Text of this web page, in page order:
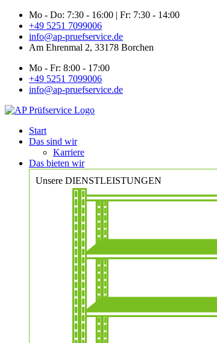
Zum
Inhalt
springen
Mo - Do: 7:30 - 16:00 | Fr: 7:30 - 14:00
+49 5251 7099006
info@ap-pruefservice.de
Am Ehrenmal 2, 33178 Borchen
Mo - Fr: 8:00 - 17:00
+49 5251 7099006
info@ap-pruefservice.de
Start
Das sind wir
Karriere
Das bieten wir
Unsere DIENSTLEISTUNGEN